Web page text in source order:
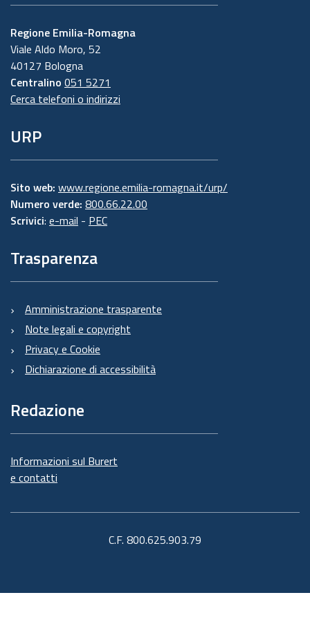
Regione Emilia-Romagna
Viale Aldo Moro, 52
40127 Bologna
Centralino 051 5271
Cerca telefoni o indirizzi
URP
Sito web: www.regione.emilia-romagna.it/urp/
Numero verde: 800.66.22.00
Scrivici: e-mail - PEC
Trasparenza
Amministrazione trasparente
Note legali e copyright
Privacy e Cookie
Dichiarazione di accessibilità
Redazione
Informazioni sul Burert
e contatti
C.F. 800.625.903.79